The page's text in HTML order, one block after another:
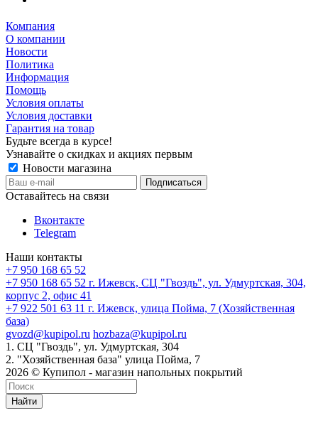
Компания
О компании
Новости
Политика
Информация
Помощь
Условия оплаты
Условия доставки
Гарантия на товар
Будьте всегда в курсе!
Узнавайте о скидках и акциях первым
Новости магазина
Оставайтесь на связи
Вконтакте
Telegram
Наши контакты
+7 950 168 65 52
+7 950 168 65 52 г. Ижевск, СЦ "Гвоздь", ул. Удмуртская, 304,
корпус 2, офис 41
+7 922 501 63 11 г. Ижевск, улица Пойма, 7 (Хозяйственная
база)
gvozd@kupipol.ru hozbaza@kupipol.ru
1. СЦ "Гвоздь", ул. Удмуртская, 304
2. "Хозяйственная база" улица Пойма, 7
2026 © Купипол - магазин напольных покрытий
Найти